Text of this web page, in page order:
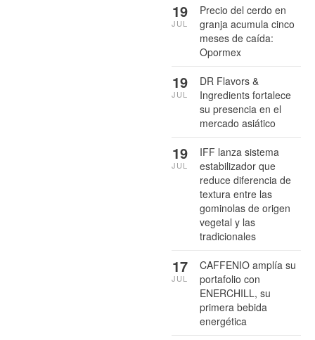
Precio del cerdo en
granja acumula cinco
meses de caída:
Opormex
19
JUL
DR Flavors &
Ingredients fortalece
su presencia en el
mercado asiático
19
JUL
IFF lanza sistema
estabilizador que
reduce diferencia de
textura entre las
gominolas de origen
vegetal y las
tradicionales
19
JUL
CAFFENIO amplía su
portafolio con
ENERCHILL, su
primera bebida
energética
17
JUL